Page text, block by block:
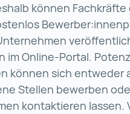
können Fachkräfte
im Online-Portal.
können sich entweder
Stellen bewerben
kontaktieren lassen.